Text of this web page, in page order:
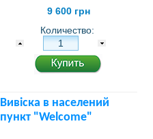
9 600 грн
Количество:
Вивіска в населений
пункт "Welcome"